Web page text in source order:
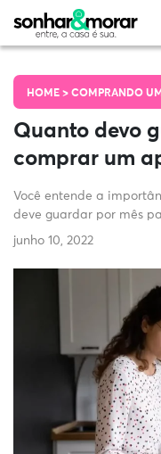
HOME > COMPRANDO
Quanto devo
comprar um
Você entende a
deve guardar por mês
junho 10, 2022